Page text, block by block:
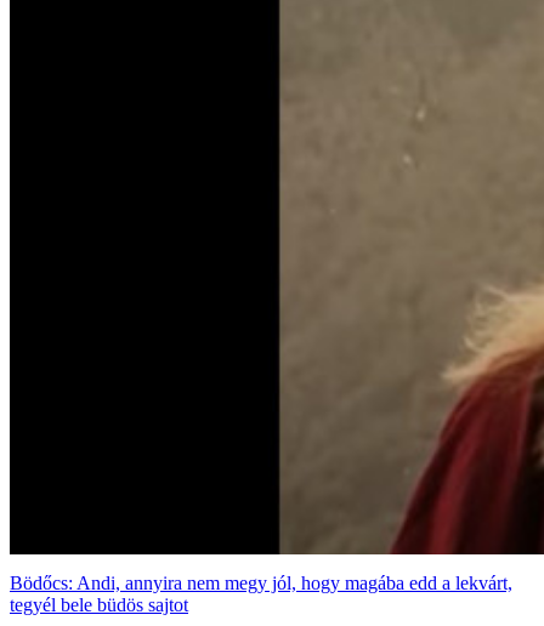
Bödőcs: Andi, annyira nem megy jól, hogy magába edd a lekvárt,
tegyél bele büdös sajtot